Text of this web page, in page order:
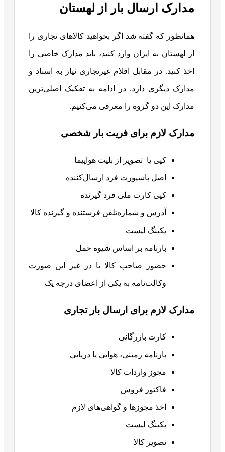
مدارک ارسال بار از لهستان
همانطور که گفته شد اگر بخواهید کالاهای تجاری را
از لهستان به ایران وارد کنید، باید مدارک خاصی را
اخذ کنید. در مقابل اقلام غیرتجاری نیاز به اسناد و
مدارک دیگری دارد. در ادامه به تفکیک اصلی‌ترین
مدارک این دو گروه را معرفی می‌کنیم.
مدارک لازم برای فریت بار شخصی
کپی یا تصویر از بلیت هواپیما
اصل پاسپورت فرد ارسال‌کننده
کپی کارت ملی فرد گیرنده
آدرس و شماره‌تلفن فرستنده و گیرنده کالا
پکینگ لیست
بارنامه بر اساس شیوه حمل
حضور صاحب کالا یا در غیر این صورت
وکالت‌نامه به یکی از اعضای درجه یک
مدارک لازم برای ارسال بار تجاری
کارت بازرگانی
بارنامه زمینی، هوایی یا دریایی
مجوز واردات کالا
فاکتور فروش
اخذ مجوزها و گواهی‌های لازم
پکینگ لیست
تصویر کالا